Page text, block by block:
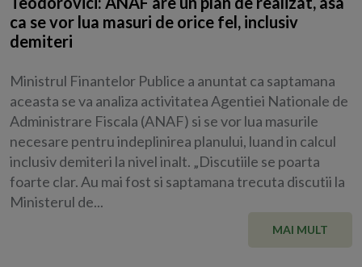
ca se vor lua masuri de orice fel, inclusiv
demiteri
Ministrul Finantelor Publice a anuntat ca saptamana
aceasta se va analiza activitatea Agentiei Nationale de
Administrare Fiscala (ANAF) si se vor lua masurile
necesare pentru indeplinirea planului, luand in calcul
inclusiv demiteri la nivel inalt. „Discutiile se poarta
foarte clar. Au mai fost si saptamana trecuta discutii la
Ministerul de...
MAI MULT